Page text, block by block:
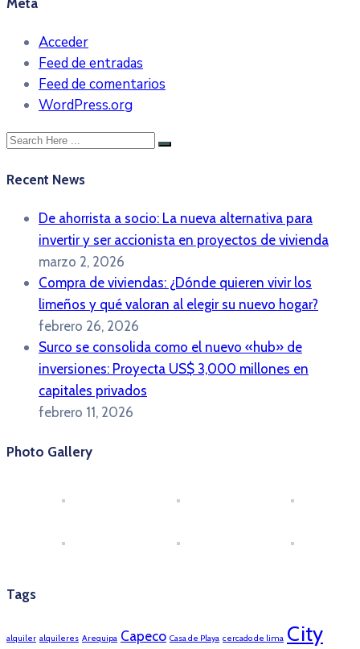
Meta
Acceder
Feed de entradas
Feed de comentarios
WordPress.org
Recent News
De ahorrista a socio: La nueva alternativa para
invertir y ser accionista en proyectos de vivienda
marzo 2, 2026
Compra de viviendas: ¿Dónde quieren vivir los
limeños y qué valoran al elegir su nuevo hogar?
febrero 26, 2026
Surco se consolida como el nuevo «hub» de
inversiones: Proyecta US$ 3,000 millones en
capitales privados
febrero 11, 2026
Photo Gallery
Tags
alquiler alquileres Arequipa Capeco Casa de Playa cercado de lima City